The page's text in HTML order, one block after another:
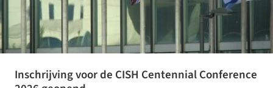
Inschrijving voor de CISH Centennial Conference